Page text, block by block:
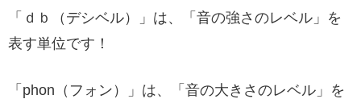
「ｄｂ（デシベル）」は、「音の強さのレベル」を
表す単位です！
「phon（フォン）」は、「音の大きさのレベル」を